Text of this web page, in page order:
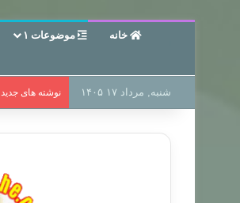
خانه موضوعات ۱
شنبه, مرداد ۱۷ ۱۴۰۵ نوشته های جدید